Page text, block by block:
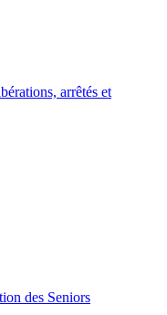
arrêtés et
des Seniors